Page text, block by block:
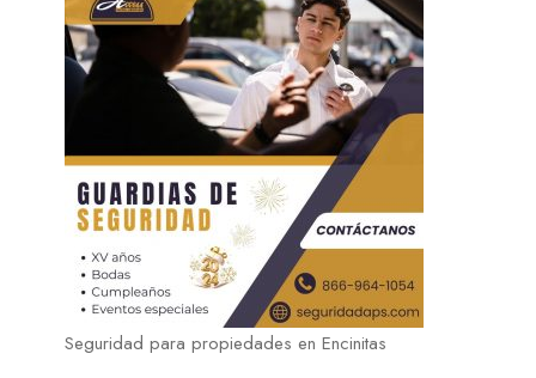
Seguridad para propiedades en Encinitas